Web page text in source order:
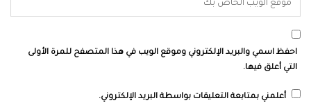
احفظ اسمي والبريد الإلكتروني وموقع الويب في هذا المتصفح للمرة الأولى
التي أعلق فيها.
أعلمني بمتابعة التعليقات بواسطة البريد الإلكتروني.